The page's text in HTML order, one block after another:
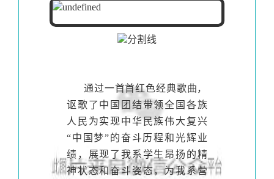
通过一首首红色经典歌曲，
讴歌了中国团结带领全国各族
人民为实现中华民族伟大复兴
“中国梦”的奋斗历程和光辉业
绩，展现了我系学生昂扬的精
神状态和奋斗姿态，为我系营